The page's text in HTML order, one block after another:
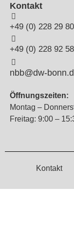
Kontakt
+49 (0) 228 29
+49 (0) 228 92
nbb@dw-
Öffnungszeiten:
Montag –
Freitag: 9:00 –
Kontakt